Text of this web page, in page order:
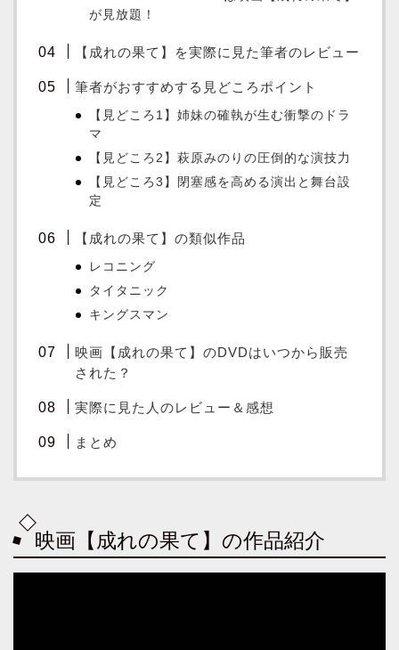
が見放題！
【成れの果て】を実際に見た筆者のレビュー
筆者がおすすめする見どころポイント
【見どころ1】姉妹の確執が生む衝撃のドラ
マ
【見どころ2】萩原みのりの圧倒的な演技力
【見どころ3】閉塞感を高める演出と舞台設
定
【成れの果て】の類似作品
レコニング
タイタニック
キングスマン
映画【成れの果て】のDVDはいつから販売
された？
実際に見た人のレビュー＆感想
まとめ
映画【成れの果て】の作品紹介